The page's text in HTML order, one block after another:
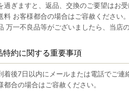
過ぎますと、返品、交換のご要望はお
料 お客様都合の場合はご容赦ください
万一不良品等がございましたら、当店
特約に関する重要事項
着後7日以内にメールまたは電話でご連
都合の場合はご容赦ください。